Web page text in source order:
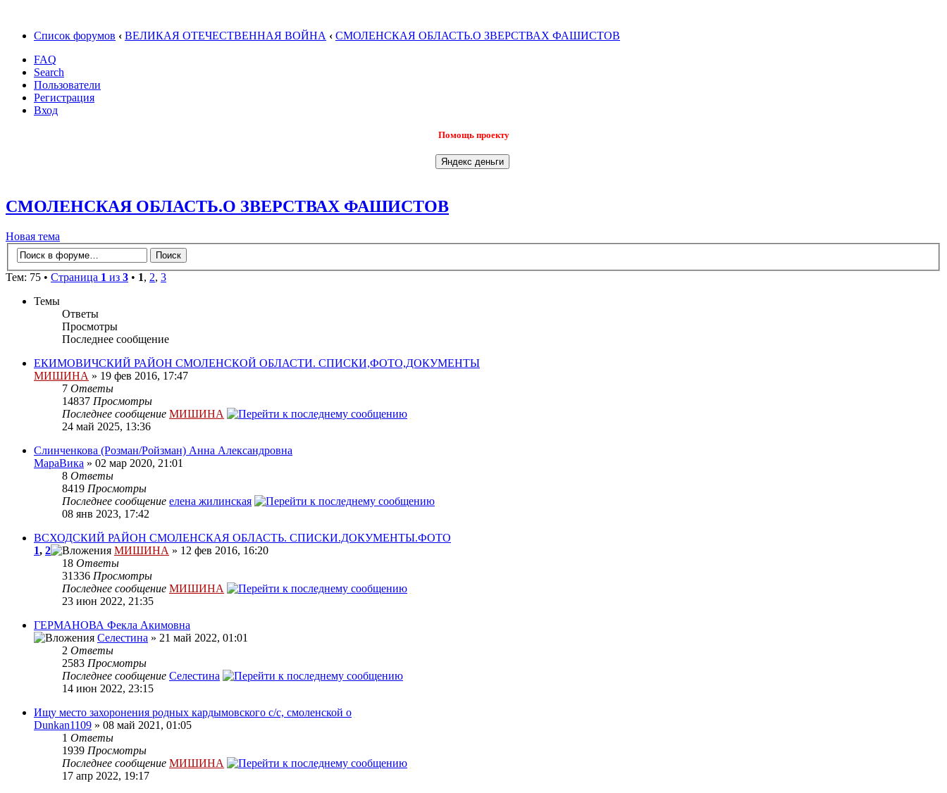
Список форумов ‹ ВЕЛИКАЯ ОТЕЧЕСТВЕННАЯ ВОЙНА ‹ СМОЛЕНСКАЯ ОБЛАСТЬ.О ЗВЕРСТВАХ ФАШИСТОВ
FAQ
Search
Пользователи
Регистрация
Вход
Помощь проекту
СМОЛЕНСКАЯ ОБЛАСТЬ.О ЗВЕРСТВАХ ФАШИСТОВ
Новая тема
Тем: 75 • Страница 1 из 3 • 1, 2, 3
Темы
Ответы
Просмотры
Последнее сообщение
ЕКИМОВИЧСКИЙ РАЙОН СМОЛЕНСКОЙ ОБЛАСТИ. СПИСКИ,ФОТО,ДОКУМЕНТЫ
МИШИНА » 19 фев 2016, 17:47
7 Ответы
14837 Просмотры
Последнее сообщение МИШИНА
24 май 2025, 13:36
Слинченкова (Розман/Ройзман) Анна Александровна
МараВика » 02 мар 2020, 21:01
8 Ответы
8419 Просмотры
Последнее сообщение елена жилинская
08 янв 2023, 17:42
ВСХОДСКИЙ РАЙОН СМОЛЕНСКАЯ ОБЛАСТЬ. СПИСКИ.ДОКУМЕНТЫ.ФОТО
1, 2 МИШИНА » 12 фев 2016, 16:20
18 Ответы
31336 Просмотры
Последнее сообщение МИШИНА
23 июн 2022, 21:35
ГЕРМАНОВА Фекла Акимовна
Селестина » 21 май 2022, 01:01
2 Ответы
2583 Просмотры
Последнее сообщение Селестина
14 июн 2022, 23:15
Ищу место захоронения родных кардымовского с/с, смоленской о
Dunkan1109 » 08 май 2021, 01:05
1 Ответы
1939 Просмотры
Последнее сообщение МИШИНА
17 апр 2022, 19:17